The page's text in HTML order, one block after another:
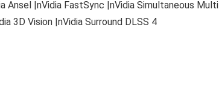
Ansel |nVidia FastSync |nVidia Simultaneous
3D Vision |nVidia Surround DLSS 4